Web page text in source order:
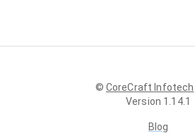
© CoreCraft Infotech
Version 1.14.1
Blog